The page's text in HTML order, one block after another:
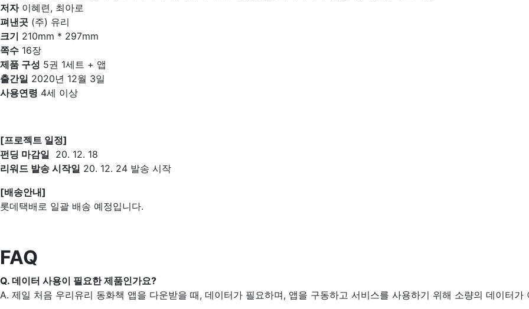
저자이혜련, 최아로
펴낸곳 (주) 유리
크기 210mm * 297mm
쪽수 16장
제품 구성 5권 1세트 + 앱
출간일 2020년 12월 3일
사용연령 4세 이상
[프로젝트 일정]
펀딩 마감일 20. 12. 18
리워드 발송 시작일 20. 12. 24 발송 시작
[배송안내]
롯데택배로 일괄 배송 예정입니다.
FAQ
Q. 데이터 사용이 필요한 제품인가요?
A. 제일 처음 우리유리 동화책 앱을 다운받을 때, 데이터가 필요하며, 앱을 구동하고 서비스를 사용하기 위해 소량의 데이터가